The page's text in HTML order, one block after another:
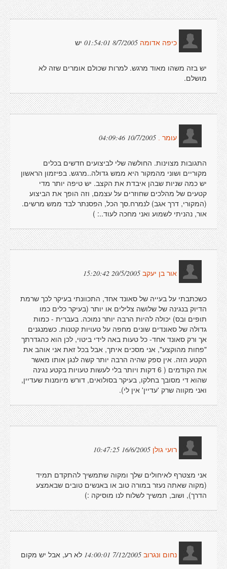
כיפה אדומה 8/7/2005 01:54:01 יש
יש בזה משהו מאוד מרגש. למרות שכולם אומרים שזה לא
מושלם.
עומר . 10/7/2005 04:09:46
התגובות מצוינות. החולשה שלי לביצועים חדשים בכלים
מקוריים ושוני מהמקור היא ממש גדולה..מרגש. בפיזמון הראשון
יש כמה שניות שבהן איבדת את הקצב. יש טיפה יותר מדי
קטעים של מהלכים שחוזרים על עצמם, וזה הופך את הביצוע
(המקורי, דרך אגב) לנמרח.סך הכל, הפסנתר לבד ממש מרשים.
אור, נהניתי לשמוע ואני מחכה לעוד..: )
אור בן יעקב 20/5/2005 15:20:42
כשכתבתי על בעייה של סאונד אחד, התכוונתי בעיקר לכך שרמת
הדיוק בנגינה של שלושה צלילים או יותר (בעיקר כלים כמו
תופים ובס) יכולה להיות הרבה יותר נמוכה. בעברית - כמות
גדולה של סאונדים שונים מחפה על טעויות קטנות. כשמנגנים
אך ורק סאונד אחד- כל טעות באה לידי ביטוי, לכן הוא כהגדרתך
"פחות מהוקצע", אני מסכים איתך, אבל בכל זאת אני אוהב את
הקטע הזה. אין ספק שהיה הרבה יותר קשה לנגן אותו מאשר
את הקודמים ( 6 דקות ויותר בלי לעשות טעויות בקטע נגינה
שהוא די מסובך בחלקו, בעיקר בסולואים, דורש מיומנות שעדיין,
ואני מקווה שרק 'עדיין' אין לי).
רועי גולן 16/6/2005 10:47:25
אני מצטרף לאיחולים שלך ומקוה שתמשיך להתקדם תמיד
(מקוה שאתה נעזר במורה טוב או באנשים טובים שבאמצע
הדרך), ושוב, תמשיך לשלוח לנו מוסיקה :)
נחום ונגרוב 7/12/2005 14:00:01
לא רע, אבל יש מקום